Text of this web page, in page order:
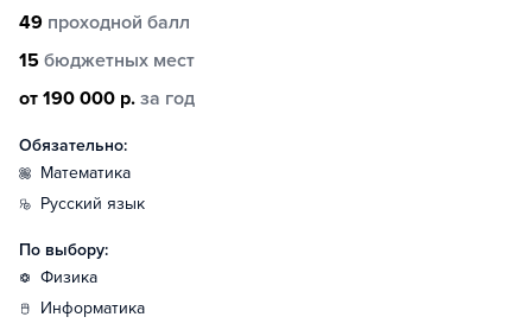
49 проходной балл
15 бюджетных мест
от 190 000 р. за год
Обязательно:
математика
русский язык
По выбору:
физика
информатика